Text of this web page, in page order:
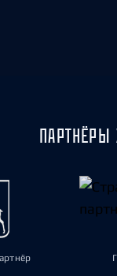
ПАРТНЁРЫ